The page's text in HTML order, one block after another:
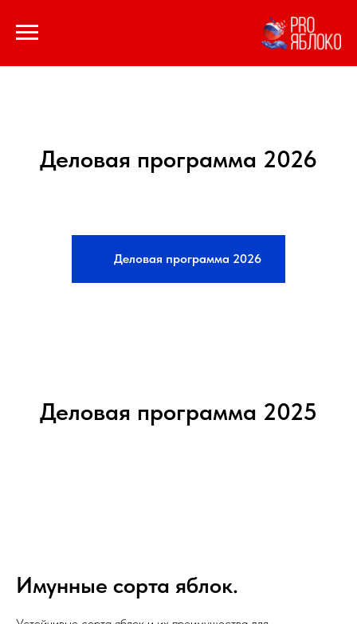
Деловая программа 2026
Деловая программа 2026
Деловая программа 2025
Имунные сорта яблок.